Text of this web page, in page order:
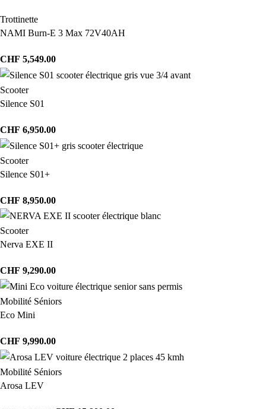
Trottinette
NAMI Burn-E 3 Max 72V40AH
CHF 5,549.00
Scooter
Silence S01
CHF 6,950.00
Scooter
Silence S01+
CHF 8,950.00
Scooter
Nerva EXE II
CHF 9,290.00
Mobilité Séniors
Eco Mini
CHF 9,990.00
Mobilité Séniors
Arosa LEV